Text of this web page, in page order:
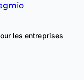
les entreprises